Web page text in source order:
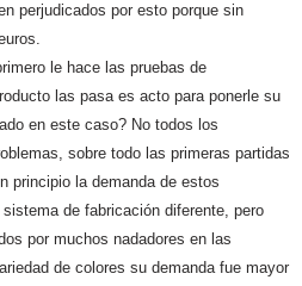
perjudicados por esto porque sin
le hace las pruebas de
las pasa es acto para ponerle su
en este caso? No todos los
sobre todo las primeras partidas
principio la demanda de estos
de fabricación diferente, pero
por muchos nadadores en las
de colores su demanda fue mayor